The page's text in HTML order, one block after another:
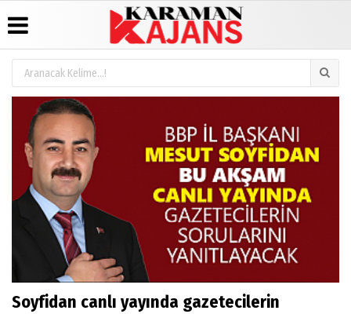
Üye Paneli
Haber
Arşivi
Günün
Haberleri
Hava
Manşetleri
Biyografiler
Köşe
Video
Galeri
Foto
Galeri
Künye
Çerez
Politikası
Gizlilik
İlkeleri
Soyfidan canlı yayında gazetecilerin